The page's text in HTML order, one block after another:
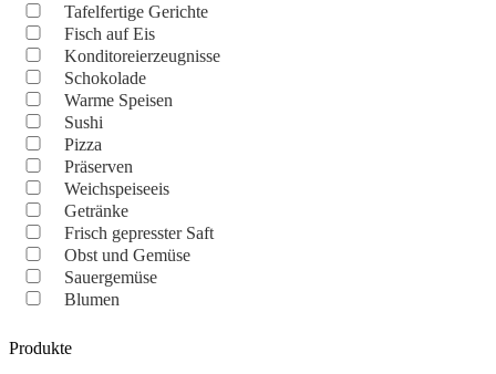
Tafelfertige Gerichte
Fisch auf Eis
Konditoreierzeugnisse
Schokolade
Warme Speisen
Sushi
Pizza
Präserven
Weichspeiseeis
Getränke
Frisch gepresster Saft
Obst und Gemüse
Sauergemüse
Blumen
Produkte